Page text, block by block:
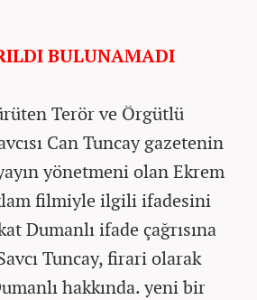
BULUNAMADI
Terör ve Örgütlü
Can Tuncay gazetenin
yönetmeni olan Ekrem
filmiyle ilgili ifadesini
Dumanlı ifade çağrısına
Tuncay, firari olarak
hakkında. yeni bir